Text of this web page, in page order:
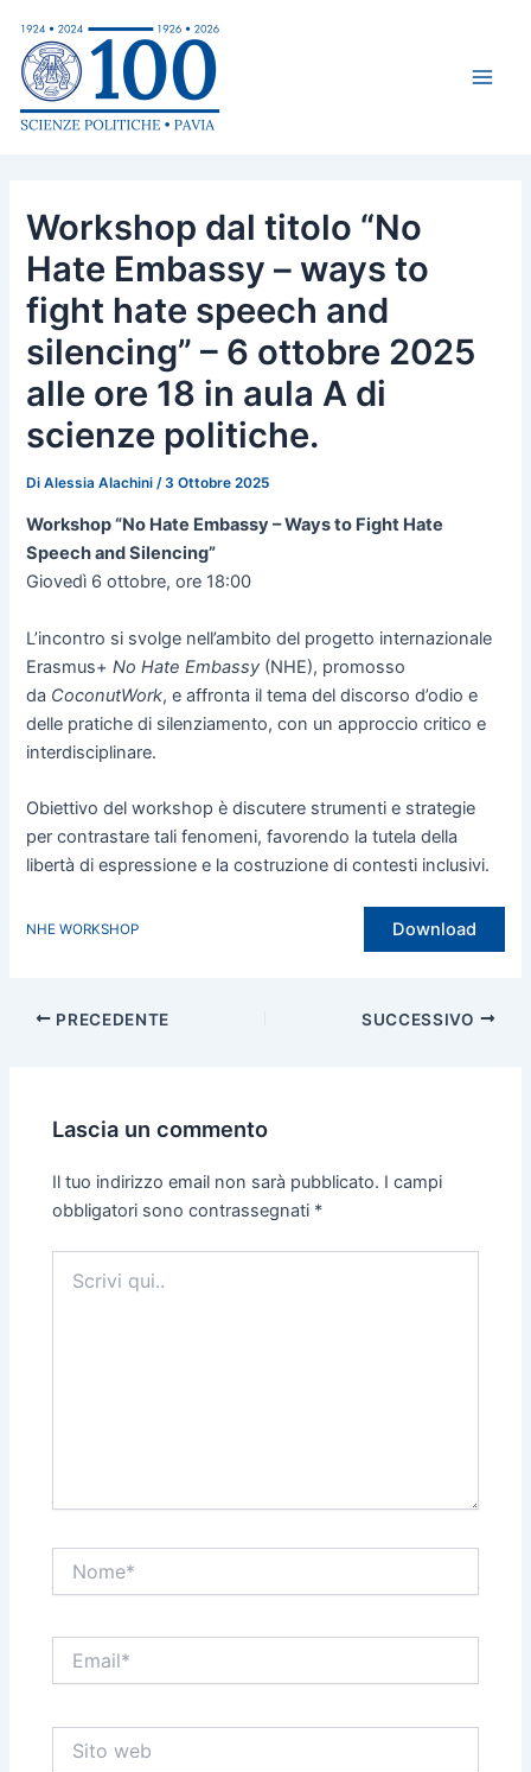
contenuto
Workshop dal titolo “No
Hate Embassy – ways to
fight hate speech and
silencing” – 6 ottobre 2025
alle ore 18 in aula A di
scienze politiche.
DiAlessia AIachini /3 Ottobre 2025
Workshop “No Hate Embassy – Ways to Fight Hate
Speech and Silencing”
Giovedì 6 ottobre, ore 18:00
L’incontro si svolge nell’ambito del progetto internazionale
Erasmus+No Hate Embassy (NHE), promosso
da CoconutWork, e affronta il tema del discorso d’odio e
delle pratiche di silenziamento, con un approccio critico e
interdisciplinare.
Obiettivo del workshop è discutere strumenti e strategie
per contrastare tali fenomeni, favorendo la tutela della
libertà di espressione e la costruzione di contesti inclusivi.
NHE WORKSHOP Download
articoli
PRECEDENTE SUCCESSIVO
Lascia un commento
Il tuo indirizzo email non sarà pubblicato. I campi
obbligatori sono contrassegnati *
qui..
web